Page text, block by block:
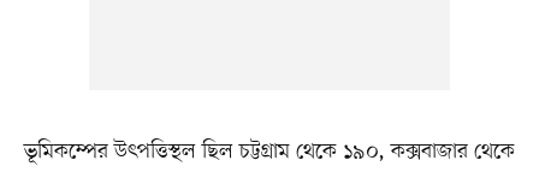
ভূমিকম্পের উৎপত্তিস্থল ছিল চট্টগ্রাম থেকে ১৯০, কক্সবাজার থেকে